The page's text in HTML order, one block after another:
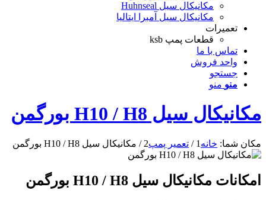
مکانیکال سیل Huhnseal
مکانیکال سیل آمبرا ایتالیا
تعمیرات
قطعات پمپ ksb
تماس با ما
واحد فروش
جستجو
منو منو
مکانیکال سیل H10 / H8 بورگمن
مکان شما: خانه 1
/ تعمیر پمپ2
/ مکانیکال سیل H10 / H8 بورگمن
امکانات مکانیکال سیل H10 / H8 بورگمن